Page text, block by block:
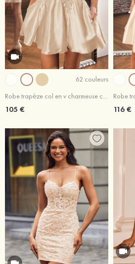
62 couleurs
Robe trapèze col en v charmeuse courte/mini robe de fête de la rentrée
105 € 116 €